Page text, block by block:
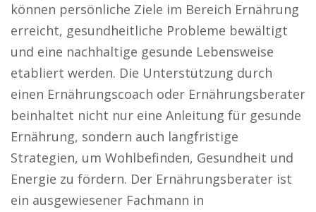
können persönliche Ziele im Bereich Ernährung
erreicht, gesundheitliche Probleme bewältigt
und eine nachhaltige gesunde Lebensweise
etabliert werden. Die Unterstützung durch
einen Ernährungscoach oder Ernährungsberater
beinhaltet nicht nur eine Anleitung für gesunde
Ernährung, sondern auch langfristige
Strategien, um Wohlbefinden, Gesundheit und
Energie zu fördern. Der Ernährungsberater ist
ein ausgewiesener Fachmann in